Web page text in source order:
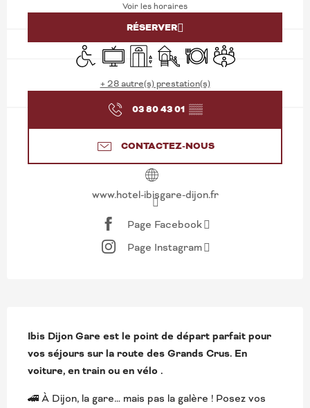
Voir les horaires
RÉSERVER
Accès handicapés
TélévisionAscenseurJeux pour enfants / Espace
RestaurantSalle de réunion
+ 28 autre(s) prestation(s)
03 80 43 01 ▒▒
CONTACTEZ-NOUS
www.hotel-ibisgare-dijon.fr
Page Facebook
Page Instagram
DESCRIPTION
Ibis Dijon Gare est le point de départ parfait pour
vos séjours sur la route des Grands Crus. En
voiture, en train ou en vélo .
🚄 À Dijon, la gare… mais pas la galère ! Posez vos